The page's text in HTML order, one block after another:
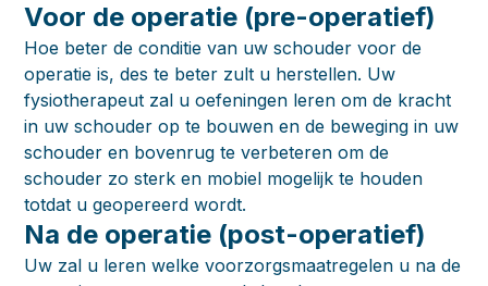
Voor de operatie (pre-operatief)
Hoe beter de conditie van uw schouder voor de
operatie is, des te beter zult u herstellen. Uw
fysiotherapeut zal u oefeningen leren om de kracht
in uw schouder op te bouwen en de beweging in uw
schouder en bovenrug te verbeteren om de
schouder zo sterk en mobiel mogelijk te houden
totdat u geopereerd wordt.
Na de operatie (post-operatief)
Uw zal u leren welke voorzorgsmaatregelen u na de